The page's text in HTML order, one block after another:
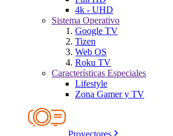
4k - UHD
Sistema Operativo
Google TV
Tizen
Web OS
Roku TV
Características Especiales
Lifestyle
Zona Gamer y TV
Proyectores